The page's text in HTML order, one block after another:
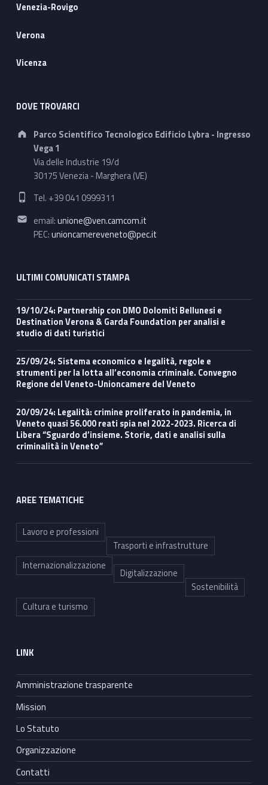
Venezia-Rovigo
Verona
Vicenza
DOVE TROVARCI
Address:
Parco Scientifico Tecnologico Edificio Lybra - Ingresso
Vega 1
Via delle Industrie 19/d
30175 Venezia - Marghera (VE)
Phone number:
Tel. +39 041 0999311
Email address:
email:unione@ven.camcom.it
PEC:unioncamereveneto@pec.it
ULTIMI COMUNICATI STAMPA
19/10/24: Partnership con DMO Dolomiti Bellunesi e
Destination Verona & Garda Foundation per analisi e
studio di dati turistici
25/09/24: Sistema economico e legalità, regole e
strumenti per la lotta all’economia criminale. Convegno
Regione del Veneto-Unioncamere del Veneto
20/09/24: Legalità: crimine proliferato in pandemia, in
Veneto quasi 56.000 reati spia nel 2022-2023. Ricerca di
Libera “Sguardo d’insieme. Storie, dati e analisi sulla
criminalità in Veneto”
AREE TEMATICHE
Lavoro e professioni
Trasporti e infrastrutture
Internazionalizzazione
Digitalizzazione
Sostenibilità
Cultura e turismo
LINK
Amministrazione trasparente
Mission
Lo Statuto
Organizzazione
Contatti